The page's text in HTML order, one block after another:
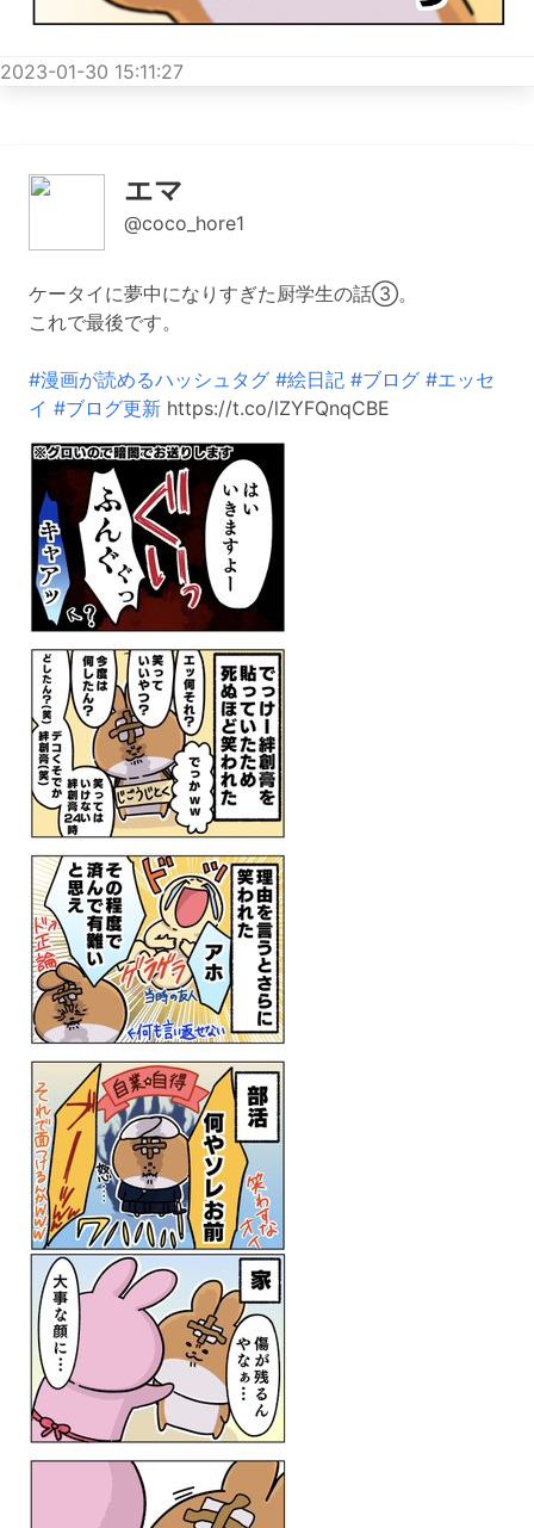
2023-01-30 15:11:27
エマ
@coco_hore1
ケータイに夢中になりすぎた厨学生の話③。
これで最後です。
#漫画が読めるハッシュタグ #絵日記 #ブログ #エッセ
イ #ブログ更新 https://t.co/lZYFQnqCBE